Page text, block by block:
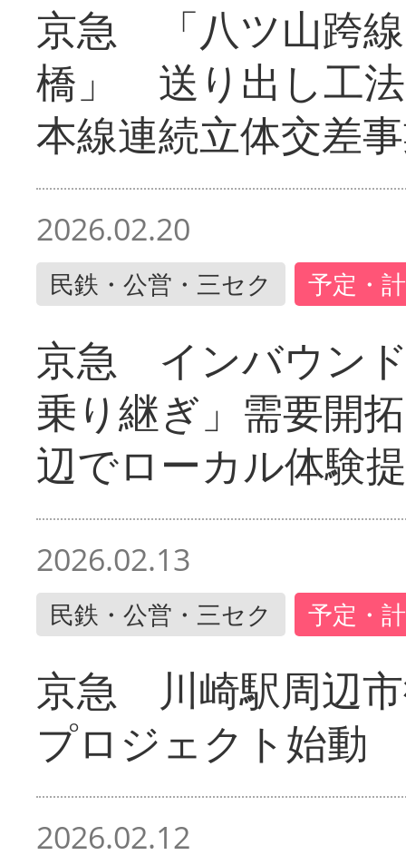
京急 「八ツ山跨
橋」 送り出し工
本線連続立体交差
2026.02.20
民鉄・公営・三セク 予定・
京急 インバウン
乗り継ぎ」需要開
辺でローカル体験
2026.02.13
民鉄・公営・三セク 予定・
京急 川崎駅周辺
プロジェクト始動
2026.02.12